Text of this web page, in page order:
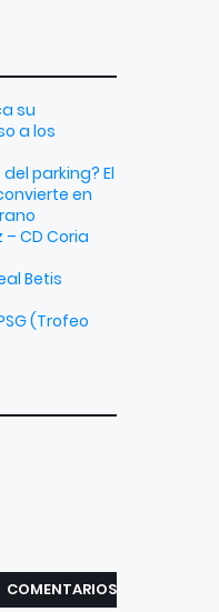
su
a los
parking? El
en
CD Coria
Betis
(Trofeo
COMENTARIOS